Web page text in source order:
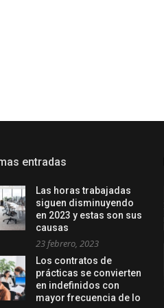
entradas
Las horas trabajadas
siguen disminuyendo
en 2023 y estas son sus
causas
23 febrero, 2023
Los contratos de
prácticas se convierten
en indefinidos con
mayor frecuencia de lo